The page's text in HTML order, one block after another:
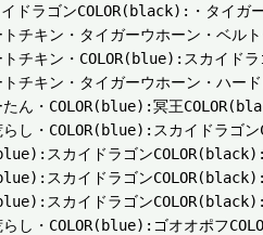
ドラゴンCOLOR(black):・タイガ
チキン・タイガーウホーン・ベル
チキン・COLOR(blue):スカイド
チキン・タイガーウホーン・ハー
ん・COLOR(blue):冥王
し・COLOR(blue):スカイドラ
スカイドラゴン
スカイドラゴン
スカイドラゴン
し・COLOR(blue):ゴオオポフ